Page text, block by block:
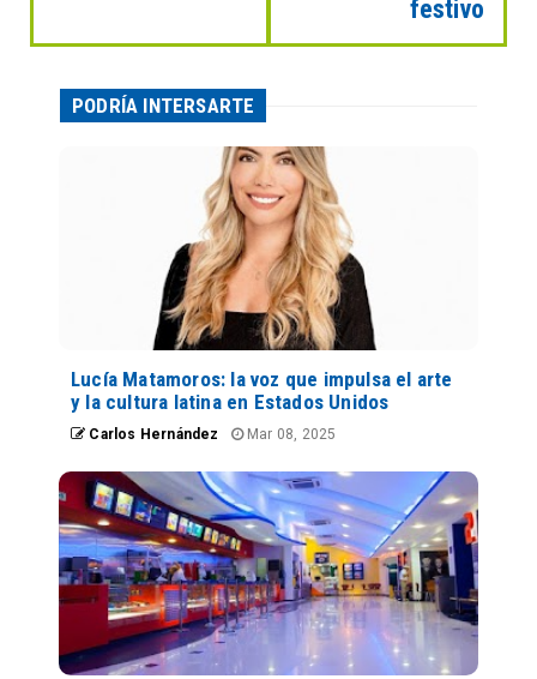
festivo
PODRÍA INTERSARTE
Lucía Matamoros: la voz que impulsa el arte
y la cultura latina en Estados Unidos
Carlos Hernández Mar 08, 2025